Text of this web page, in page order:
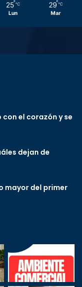
25 ℃
Lun
29 ℃
Mar
el corazón y se
dejan de
mayor del primer